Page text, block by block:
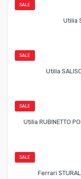
SALE
Utilia
SALE
Utilia
SALE
Utilia RUBINETTO
SALE
Ferrari